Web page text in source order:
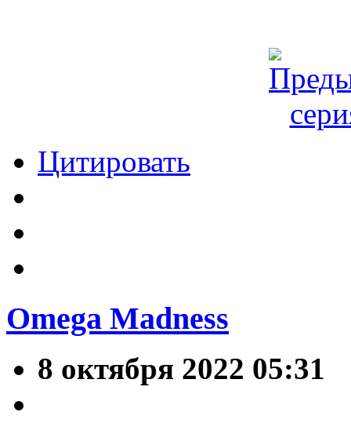
Цитировать
Omega Madness
8 октября 2022 05:31